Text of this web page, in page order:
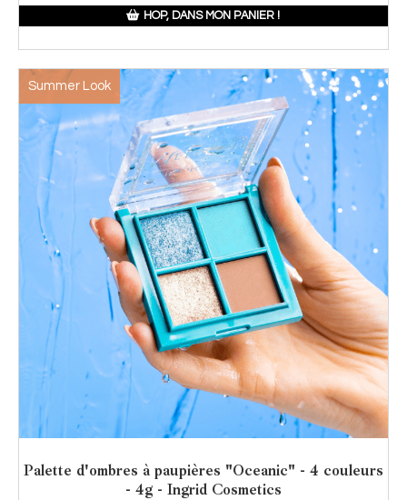
HOP, DANS MON PANIER !
Summer Look
Palette d'ombres à paupières "Oceanic" - 4 couleurs
- 4g - Ingrid Cosmetics